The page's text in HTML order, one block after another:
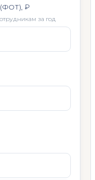
(ФОТ), ₽
за год